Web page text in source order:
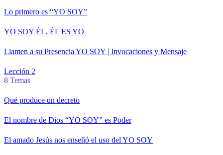
Lo primero es “YO SOY”
YO SOY ÉL, ÉL ES YO
Llamen a su Presencia YO SOY | Invocaciones y Mensaje
Lección 2
8 Temas
Qué produce un decreto
El nombre de Dios “YO SOY” es Poder
El amado Jesús nos enseñó el uso del YO SOY